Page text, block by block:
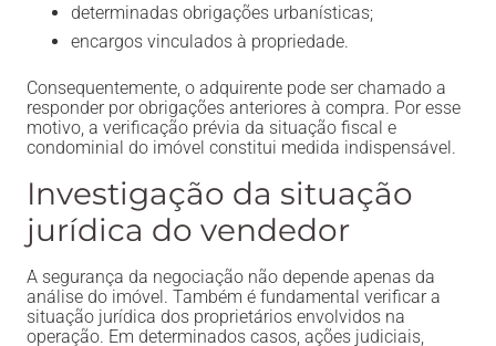
determinadas obrigações urbanísticas;
encargos vinculados à propriedade.
Consequentemente, o adquirente pode ser chamado a
responder por obrigações anteriores à compra. Por esse
motivo, a verificação prévia da situação fiscal e
condominial do imóvel constitui medida indispensável.
Investigação da situação
jurídica do vendedor
A segurança da negociação não depende apenas da
análise do imóvel. Também é fundamental verificar a
situação jurídica dos proprietários envolvidos na
operação. Em determinados casos, ações judiciais,